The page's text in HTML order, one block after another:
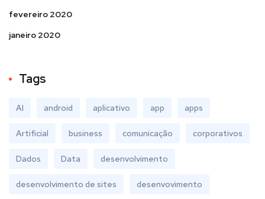
fevereiro 2020
janeiro 2020
Tags
AI android aplicativo app apps
Artificial business comunicação corporativos
Dados Data desenvolvimento
desenvolvimento de sites desenvovimento